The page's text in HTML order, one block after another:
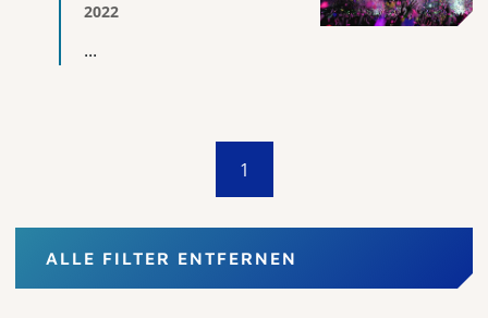
2022
...
1
ALLE FILTER ENTFERNEN